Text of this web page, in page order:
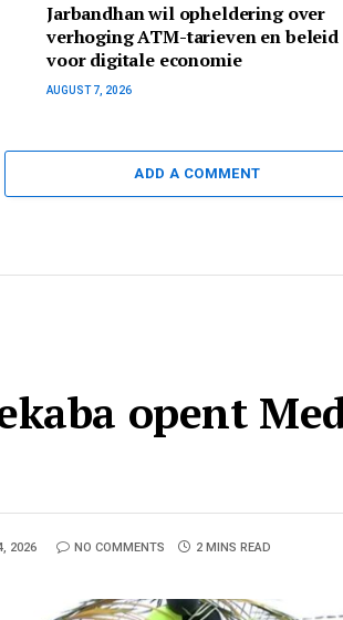
Jarbandhan wil opheldering over
verhoging ATM-tarieven en beleid
voor digitale economie
AUGUST 7, 2026
ADD A COMMENT
opent
2026 NO COMMENTS 2 MINS READ